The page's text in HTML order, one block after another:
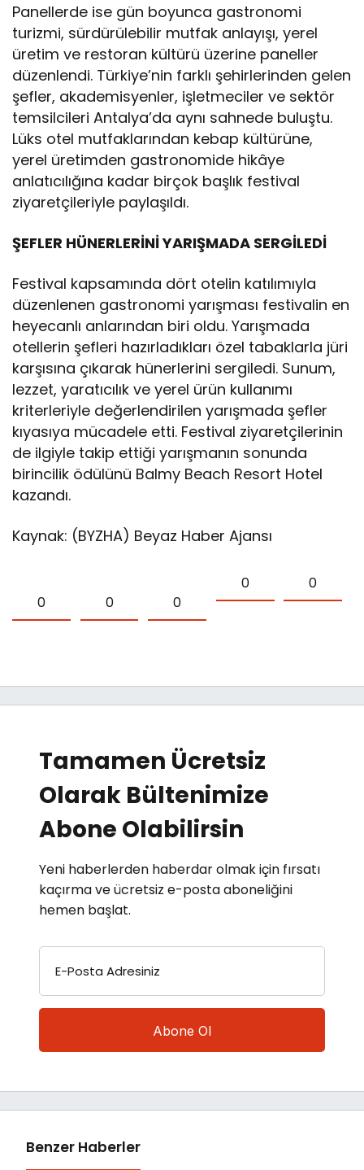
Panellerde ise gün boyunca gastronomi
turizmi, sürdürülebilir mutfak anlayışı, yerel
üretim ve restoran kültürü üzerine paneller
düzenlendi. Türkiye’nin farklı şehirlerinden gelen
şefler, akademisyenler, işletmeciler ve sektör
temsilcileri Antalya’da aynı sahnede buluştu.
Lüks otel mutfaklarından kebap kültürüne,
yerel üretimden gastronomide hikâye
anlatıcılığına kadar birçok başlık festival
ziyaretçileriyle paylaşıldı.
ŞEFLER HÜNERLERİNİ YARIŞMADA SERGİLEDİ
Festival kapsamında dört otelin katılımıyla
düzenlenen gastronomi yarışması festivalin en
heyecanlı anlarından biri oldu. Yarışmada
otellerin şefleri hazırladıkları özel tabaklarla jüri
karşısına çıkarak hünerlerini sergiledi. Sunum,
lezzet, yaratıcılık ve yerel ürün kullanımı
kriterleriyle değerlendirilen yarışmada şefler
kıyasıya mücadele etti. Festival ziyaretçilerinin
de ilgiyle takip ettiği yarışmanın sonunda
birincilik ödülünü Balmy Beach Resort Hotel
kazandı.
Kaynak: (BYZHA) Beyaz Haber Ajansı
0 0 0
0 0
Tamamen Ücretsiz
Olarak Bültenimize
Abone Olabilirsin
Yeni haberlerden haberdar olmak için fırsatı
kaçırma ve ücretsiz e-posta aboneliğini
hemen başlat.
E-Posta Adresiniz
Benzer Haberler